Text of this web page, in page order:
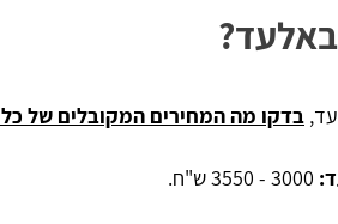
בדקו מה המחירים המקובלים של